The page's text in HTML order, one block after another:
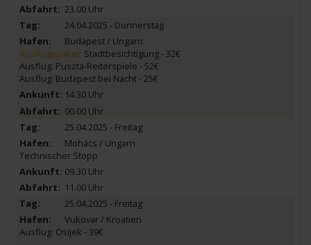
23.00 Uhr
24.04.2025 - Donnerstag
Budapest / Ungarn
Ausflugspaket: Stadtbesichtigung - 32€
Ausflug: Puszta-Reiterspiele - 52€
Ausflug: Budapest bei Nacht - 25€
14.30 Uhr
00.00 Uhr
25.04.2025 - Freitag
Mohács / Ungarn
Technischer Stopp
09.30 Uhr
11.00 Uhr
25.04.2025 - Freitag
Vukovar / Kroatien
Ausflug: Osijek - 39€